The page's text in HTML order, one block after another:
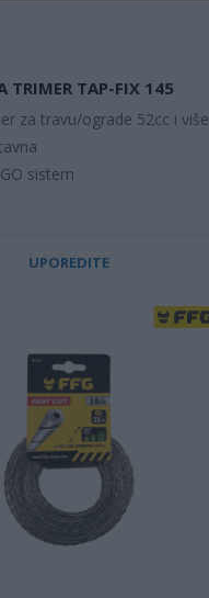
TRIMER TAP-FIX 145
za travu/ograde 52cc i više
sistem
UPOREDITE